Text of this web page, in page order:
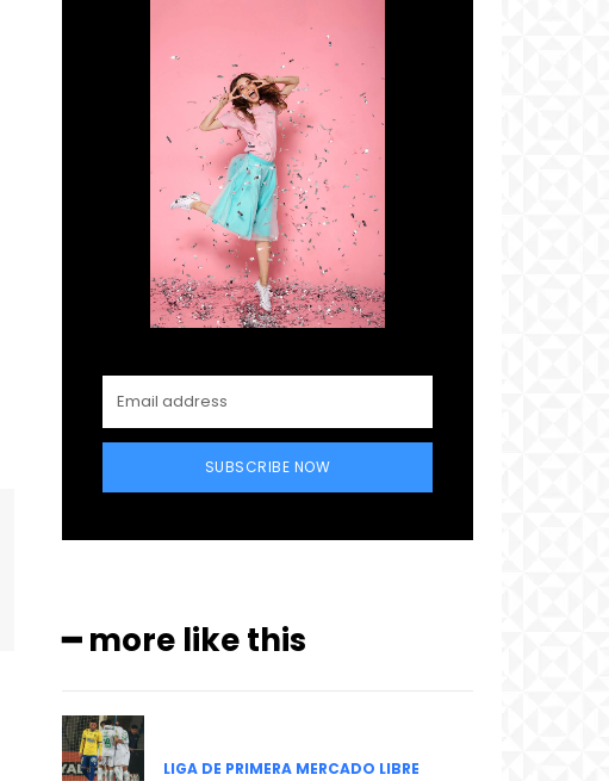
SUBSCRIBE NOW
━ more like this
LIGA DE PRIMERA MERCADO LIBRE